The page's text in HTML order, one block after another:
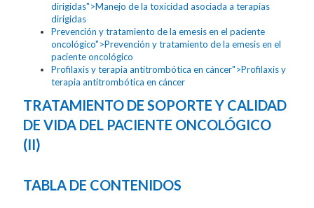
dirigidas">Manejo de la toxicidad asociada a terapias
dirigidas
Prevención y tratamiento de la emesis en el paciente
oncológico">Prevención y tratamiento de la emesis en el
paciente oncológico
Profilaxis y terapia antitrombótica en cáncer">Profilaxis y
terapia antitrombótica en cáncer
TRATAMIENTO DE SOPORTE Y CALIDAD
DE VIDA DEL PACIENTE ONCOLÓGICO
(II)
TABLA DE CONTENIDOS